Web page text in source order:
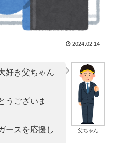
2024.02.14
父ちゃん
好き父ちゃん
うございま
ースを応援し